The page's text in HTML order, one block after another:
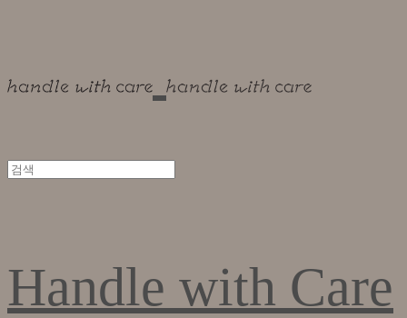
Handle with Care